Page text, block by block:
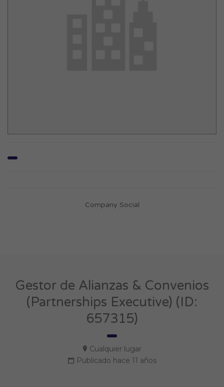
Company Social
Gestor de Alianzas & Convenios
(Partnerships Executive) (ID:
657315)
Cualquier lugar
Publicado hace 11 años